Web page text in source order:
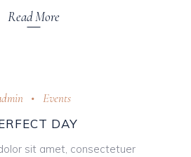
Read More
Events
DAY
sit amet, consectetuer